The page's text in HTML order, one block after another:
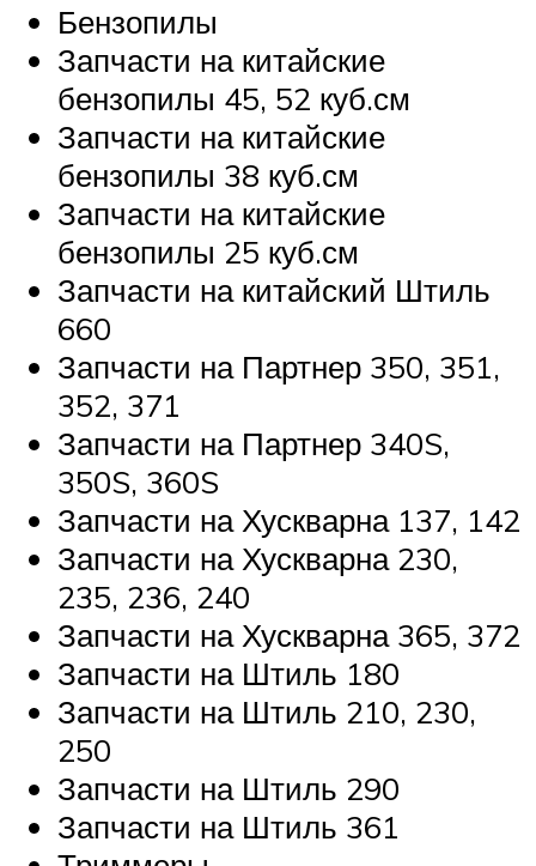
Бензопилы
Запчасти на китайские
бензопилы 45, 52 куб.см
Запчасти на китайские
бензопилы 38 куб.см
Запчасти на китайские
бензопилы 25 куб.см
Запчасти на китайский Штиль
660
Запчасти на Партнер 350, 351,
352, 371
Запчасти на Партнер 340S,
350S, 360S
Запчасти на Хускварна 137, 142
Запчасти на Хускварна 230,
235, 236, 240
Запчасти на Хускварна 365, 372
Запчасти на Штиль 180
Запчасти на Штиль 210, 230,
250
Запчасти на Штиль 290
Запчасти на Штиль 361